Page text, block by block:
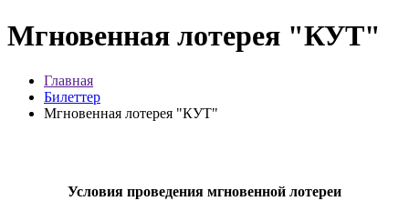
Мгновенная лотерея "КУТ"
Главная
Билеттер
Мгновенная лотерея "КУТ"
Условия проведения мгновенной лотереи